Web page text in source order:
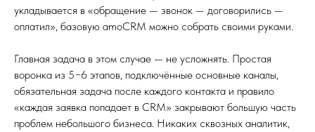
укладывается в «обращение — звонок — договорились —
оплатил», базовую amoCRM можно собрать своими руками.
Главная задача в этом случае — не усложнять. Простая
воронка из 5−6 этапов, подключённые основные каналы,
обязательная задача после каждого контакта и правило
«каждая заявка попадает в CRM» закрывают большую часть
проблем небольшого бизнеса. Никаких сквозных аналитик,